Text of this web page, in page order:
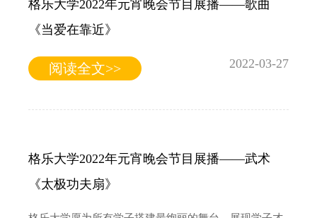
格乐大学2022年元宵晚会节目展播——歌曲
《当爱在靠近》
阅读全文>> 2022-03-27
格乐大学2022年元宵晚会节目展播——武术
《太极功夫扇》